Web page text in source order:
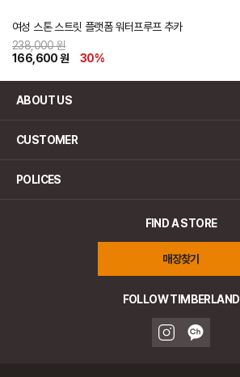
여성 스톤 스트릿 플랫폼 워터프루프 추카
238,000 원
166,600 원
30%
ABOUT US
CUSTOMER
POLICES
FIND A STORE
매장찾기
FOLLOW TIMBERLAND